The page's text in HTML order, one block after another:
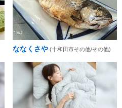
ななくさや (十和田市その他/その他)